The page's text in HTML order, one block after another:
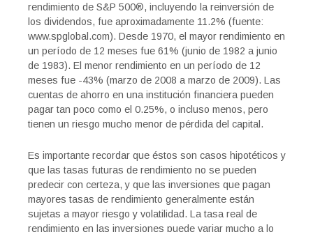
rendimiento de S&P 500®, incluyendo la reinversión de
los dividendos, fue aproximadamente 11.2% (fuente:
www.spglobal.com). Desde 1970, el mayor rendimiento en
un período de 12 meses fue 61% (junio de 1982 a junio
de 1983). El menor rendimiento en un período de 12
meses fue -43% (marzo de 2008 a marzo de 2009). Las
cuentas de ahorro en una institución financiera pueden
pagar tan poco como el 0.25%, o incluso menos, pero
tienen un riesgo mucho menor de pérdida del capital.
Es importante recordar que éstos son casos hipotéticos y
que las tasas futuras de rendimiento no se pueden
predecir con certeza, y que las inversiones que pagan
mayores tasas de rendimiento generalmente están
sujetas a mayor riesgo y volatilidad. La tasa real de
rendimiento en las inversiones puede variar mucho a lo